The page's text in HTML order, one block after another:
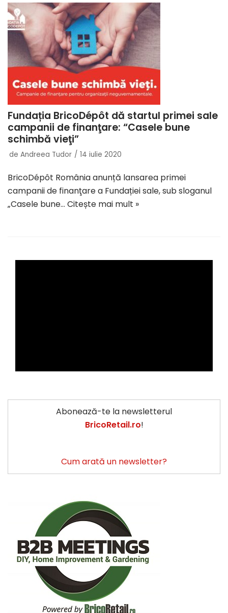
Fundația BricoDépôt dă startul primei sale
campanii de finanţare: “Casele bune
schimbă vieţi”
de Andreea Tudor 14 iulie 2020
BricoDépôt România anunță lansarea primei
campanii de finanţare a Fundației sale, sub sloganul
„Casele bune… Citește mai mult »
Abonează-te la newsletterul
BricoRetail.ro!
Cum arată un newsletter?